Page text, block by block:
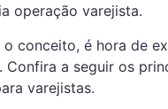
operação varejista.
conceito, é hora de
Confira a seguir os
varejistas.